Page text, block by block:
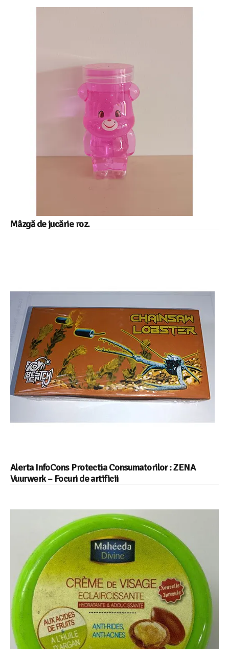
Mâzgă de jucărie roz.
Alerta InfoCons Protectia Consumatorilor : ZENA
Vuurwerk – Focuri de artificii